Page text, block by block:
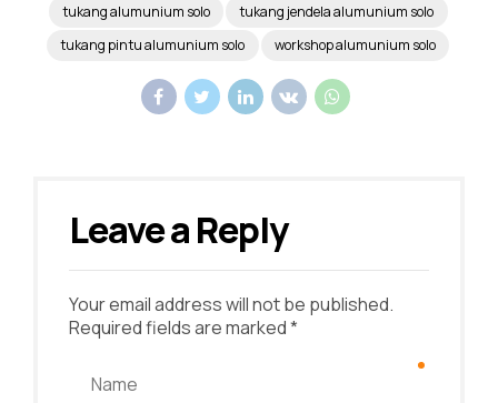
tukang alumunium solo
tukang jendela alumunium solo
tukang pintu alumunium solo
workshop alumunium solo
Leave a Reply
Your email address will not be published.
Required fields are marked *